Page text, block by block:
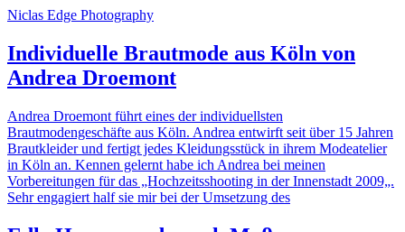
Niclas Edge Photography
Individuelle Brautmode aus Köln von
Andrea Droemont
Andrea Droemont führt eines der individuellsten
Brautmodengeschäfte aus Köln. Andrea entwirft seit über 15 Jahren
Brautkleider und fertigt jedes Kleidungsstück in ihrem Modeatelier
in Köln an. Kennen gelernt habe ich Andrea bei meinen
Vorbereitungen für das „Hochzeitsshooting in der Innenstadt 2009„.
Sehr engagiert half sie mir bei der Umsetzung des